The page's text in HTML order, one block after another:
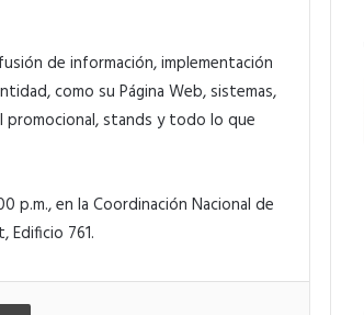
de información, implementación
como su Página Web, sistemas,
promocional, stands y todo lo que
p.m., en la Coordinación Nacional de
Edificio 761.
electrónicoImprimir